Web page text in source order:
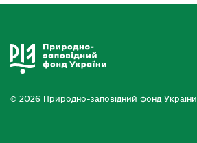
© 2026 Природно-заповідний фонд України